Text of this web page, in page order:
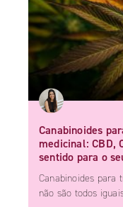
Canabinoides
medicinal: CBD,
sentido para o
Canabinoides para
não são todos